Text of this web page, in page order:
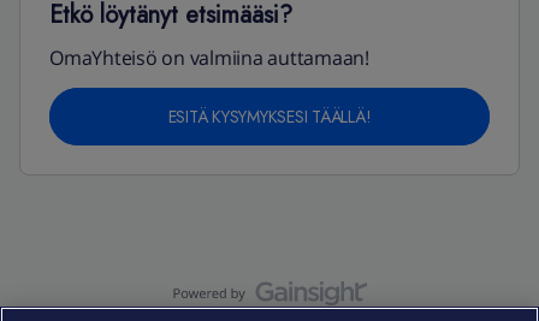
Etkö löytänyt etsimääsi?
OmaYhteisö on valmiina auttamaan!
ESITÄ KYSYMYKSESI TÄÄLLÄ!